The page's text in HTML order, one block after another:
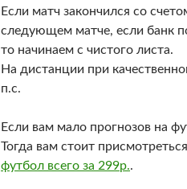
Если матч закончился со
следующем матче, если банк
то начинаем с чистого листа.
На дистанции при
п.с.
Если вам мало прогнозов на
Тогда вам стоит
футбол всего за 299р..